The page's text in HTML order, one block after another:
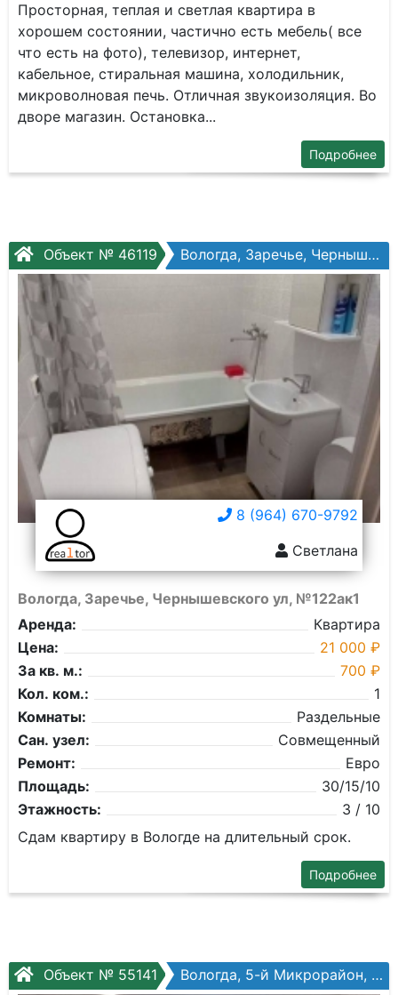
Просторная, теплая и светлая квартира в
хорошем состоянии, частично есть мебель( все
что есть на фото), телевизор, интернет,
кабельное, стиральная машина, холодильник,
микроволновая печь. Отличная звукоизоляция. Во
дворе магазин. Остановка...
Подробнее
Объект № 46119 Вологда, Заречье, Чернышевского ул, №122ак1
8 (964) 670-9792
Светлана
Вологда, Заречье, Чернышевского ул, №122ак1
Аренда:
Квартира
Цена:
21 000 ₽
За кв. м.:
700 ₽
Кол. ком.:
1
Комнаты:
Раздельные
Сан. узел:
Совмещенный
Ремонт:
Евро
Площадь:
30/15/10
Этажность:
3 / 10
Сдам квартиру в Вологде на длительный срок.
Подробнее
Объект № 55141 Вологда, 5-й Микрорайон, Маршала Конева ул, №19